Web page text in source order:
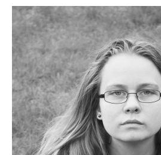
i
sør
med
«Man
er
først
og
fremst
menneske»
—
sponset
med
600